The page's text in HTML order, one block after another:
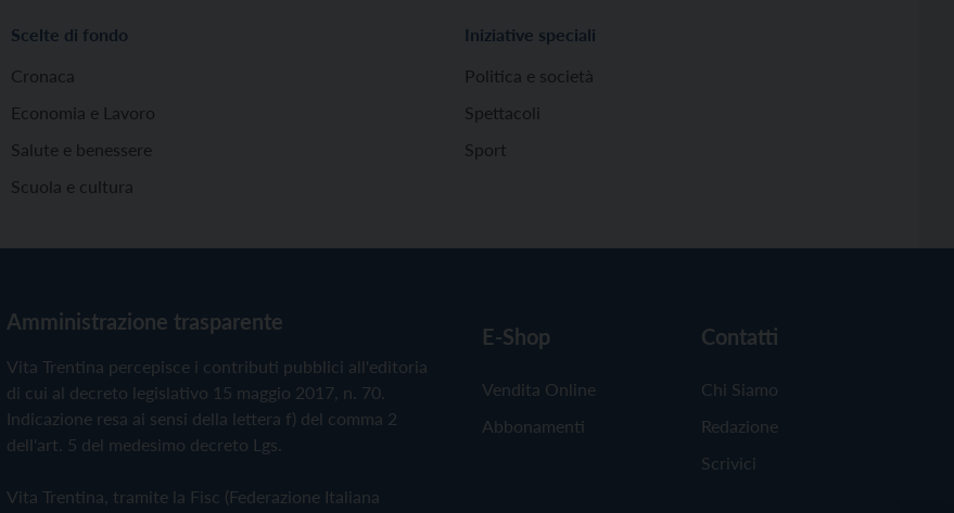
Scelte di fondo
Cronaca
Economia e Lavoro
Salute e benessere
Scuola e cultura
Iniziative speciali
Politica e società
Spettacoli
Sport
Amministrazione trasparente
Vita Trentina percepisce i contributi pubblici all'editoria
di cui al decreto legislativo 15 maggio 2017, n. 70.
Indicazione resa ai sensi della lettera f) del comma 2
dell'art. 5 del medesimo decreto Lgs.
Vita Trentina, tramite la Fisc (Federazione Italiana
E-Shop
Vendita Online
Abbonamenti
Contatti
Chi Siamo
Redazione
Scrivici